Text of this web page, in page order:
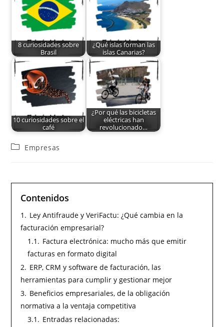
8 curiosidades sobre
Brasil
¿Qué islas forman las
islas Canarias?
10 curiosidades sobre el
café
¿Por qué las bicicletas
eléctricas han
revolucionado…
Empresas
Contenidos
1. Ley Antifraude y VeriFactu: ¿Qué cambia en la
facturación empresarial?
1.1. Factura electrónica: mucho más que emitir
facturas en formato digital
2. ERP, CRM y software de facturación, las
herramientas para cumplir y gestionar mejor
3. Beneficios empresariales, de la obligación
normativa a la ventaja competitiva
3.1. Entradas relacionadas: